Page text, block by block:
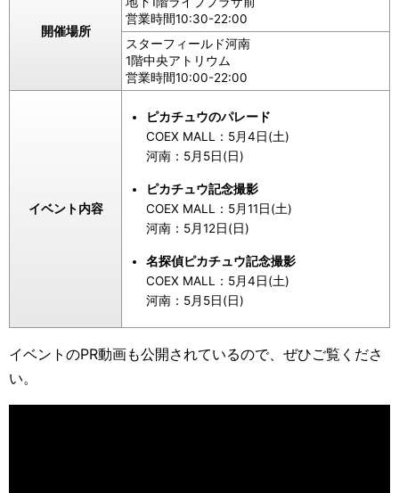
開催場所
営業時間10:30-22:00
スターフィールド河南
1階中央アトリウム
営業時間10:00-22:00
イベント内容
ピカチュウのパレード
COEX MALL：5月4日(土)
河南：5月5日(日)
ピカチュウ記念撮影
COEX MALL：5月11日(土)
河南：5月12日(日)
名探偵ピカチュウ記念撮影
COEX MALL：5月4日(土)
河南：5月5日(日)
イベントのPR動画も公開されているので、ぜひご覧くださ
い。